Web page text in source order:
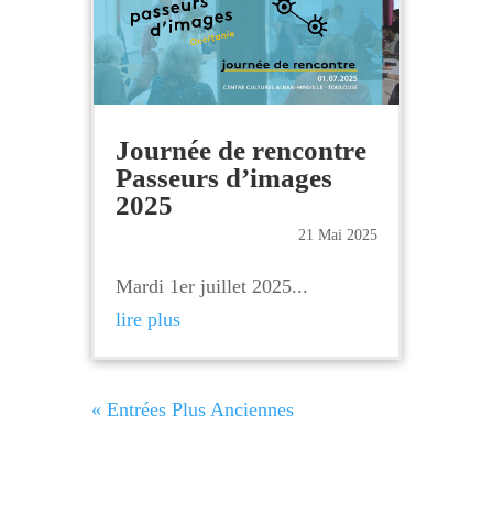
Journée de rencontre
Passeurs d’images
2025
21 Mai 2025
Mardi 1er juillet 2025...
lire plus
« Entrées Plus Anciennes